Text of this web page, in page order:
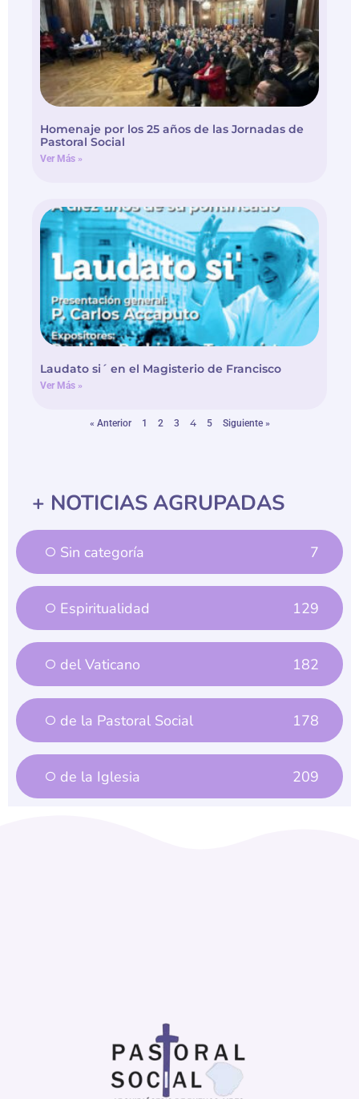
Homenaje por los 25 años de las Jornadas de
Pastoral Social
Ver Más »
Laudato si´ en el Magisterio de Francisco
Ver Más »
« Anterior 1 2 3 4 5 Siguiente »
+ NOTICIAS AGRUPADAS
Sin categoría 7
Espiritualidad 129
del Vaticano 182
de la Pastoral Social 178
de la Iglesia 209